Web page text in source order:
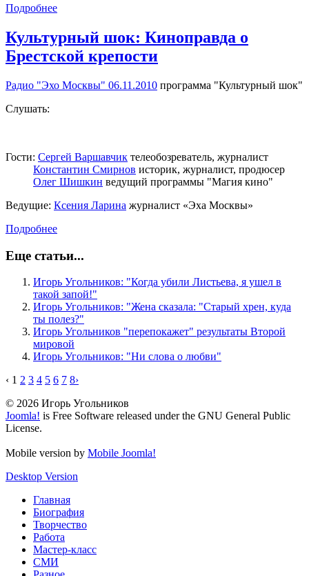
Подробнее
Культурный шок: Киноправда о
Брестской крепости
Радио "Эхо Москвы" 06.11.2010 программа "Культурный шок"
Слушать:
Гости: Сергей Варшавчик телеобозреватель, журналист
Константин Смирнов историк, журналист, продюсер
Олег Шишкин ведущий программы "Магия кино"
Ведущие: Ксения Ларина журналист «Эха Москвы»
Подробнее
Еще статьи...
Игорь Угольников: "Когда убили Листьева, я ушел в
такой запой!"
Игорь Угольников: "Жена сказала: "Старый хрен, куда
ты полез?"
Игорь Угольников "перепокажет" результаты Второй
мировой
Игорь Угольников: "Ни слова о любви"
‹ 1 2 3 4 5 6 7 8›
© 2026 Игорь Угольников
Joomla! is Free Software released under the GNU General Public
License.
Mobile version by Mobile Joomla!
Desktop Version
Главная
Биография
Творчество
Работа
Мастер-класс
СМИ